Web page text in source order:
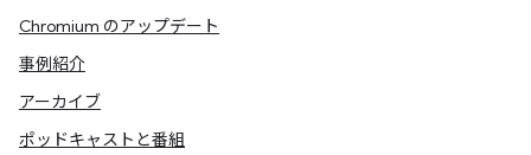
Chromium のアップデート
事例紹介
アーカイブ
ポッドキャストと番組